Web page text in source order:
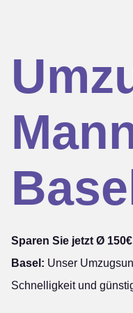
Sparen Sie jetzt Ø
Basel: Unser
Schnelligkeit und